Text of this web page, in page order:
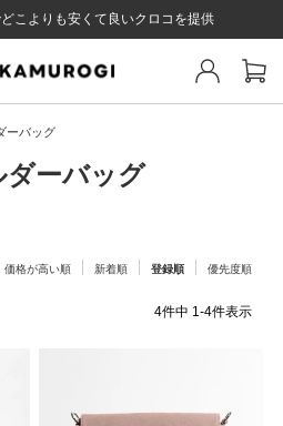
こよりも安くて良いクロコを提供
お気に入り カート
ワード
ーバッグ
ダーバッグ
価格が高い順 新着順 登録順 優先度順
4件中 1-4件表示